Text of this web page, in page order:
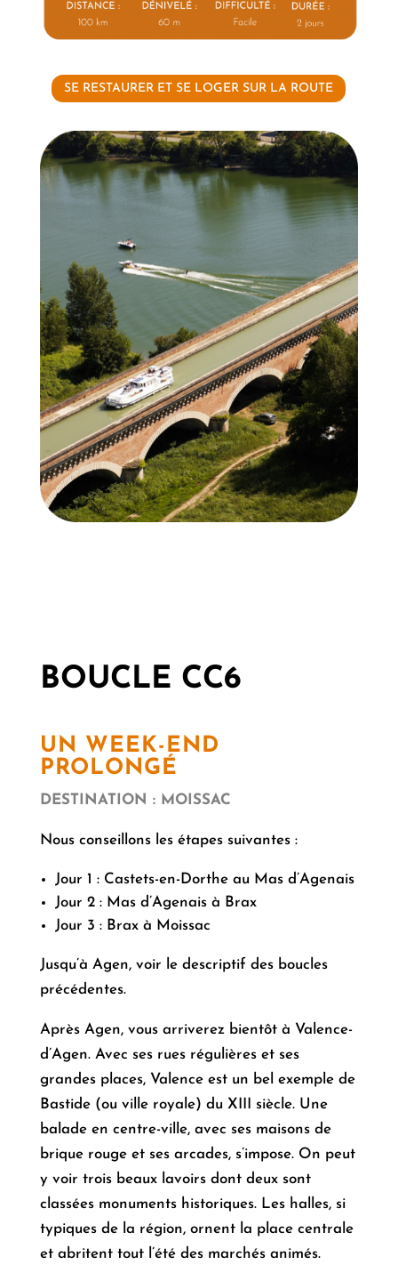
SE RESTAURER ET SE LOGER SUR LA ROUTE
BOUCLE CC6
UN WEEK-END
PROLONGÉ
DESTINATION : MOISSAC
Nous conseillons les étapes suivantes :
Jour 1 : Castets-en-Dorthe au Mas d’Agenais
Jour 2 : Mas d’Agenais à Brax
Jour 3 : Brax à Moissac
Jusqu’à Agen, voir le descriptif des boucles
précédentes.
Après Agen, vous arriverez bientôt à Valence-
d’Agen. Avec ses rues régulières et ses
grandes places, Valence est un bel exemple de
Bastide (ou ville royale) du XIII siècle. Une
balade en centre-ville, avec ses maisons de
brique rouge et ses arcades, s’impose. On peut
y voir trois beaux lavoirs dont deux sont
classées monuments historiques. Les halles, si
typiques de la région, ornent la place centrale
et abritent tout l’été des marchés animés.